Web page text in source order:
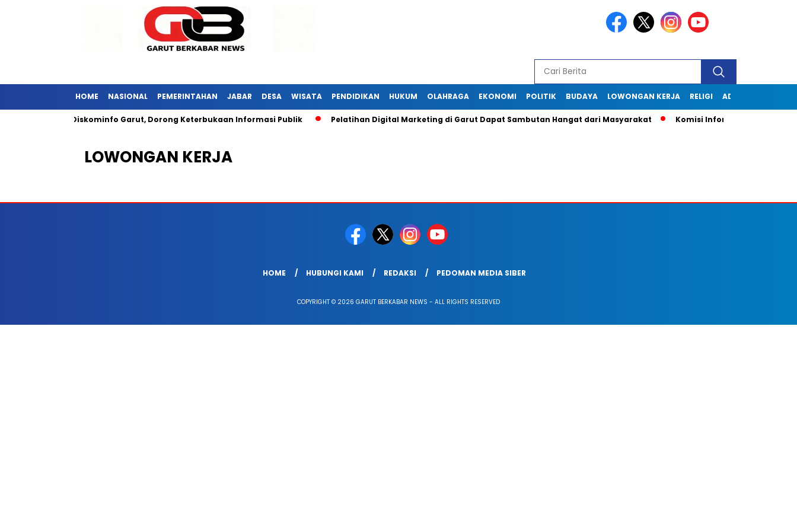
HOME NASIONAL PEMERINTAHAN JABAR DESA WISATA PENDIDIKAN HUKUM OLAHRAGA EKONOMI POLITIK BUDAYA LOWONGAN KERJA RELIGI ADVERTORIAL
Kunjungi Diskominfo Garut, Dorong Keterbukaan Informasi Publik Pelatihan Digital Marketing di Garut Dapat Sambutan Hangat dari Masyarakat Komisi Informasi Jabar
LOWONGAN KERJA
HOME HUBUNGI KAMI REDAKSI PEDOMAN MEDIA SIBER
COPYRIGHT © 2026 GARUT BERKABAR NEWS - ALL RIGHTS RESERVED